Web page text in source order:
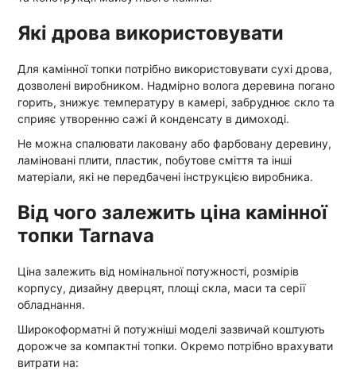
Які дрова використовувати
Для камінної топки потрібно використовувати сухі дрова,
дозволені виробником. Надмірно волога деревина погано
горить, знижує температуру в камері, забруднює скло та
сприяє утворенню сажі й конденсату в димоході.
Не можна спалювати лаковану або фарбовану деревину,
ламіновані плити, пластик, побутове сміття та інші
матеріали, які не передбачені інструкцією виробника.
Від чого залежить ціна камінної
топки Tarnava
Ціна залежить від номінальної потужності, розмірів
корпусу, дизайну дверцят, площі скла, маси та серії
обладнання.
Широкоформатні й потужніші моделі зазвичай коштують
дорожче за компактні топки. Окремо потрібно врахувати
витрати на: